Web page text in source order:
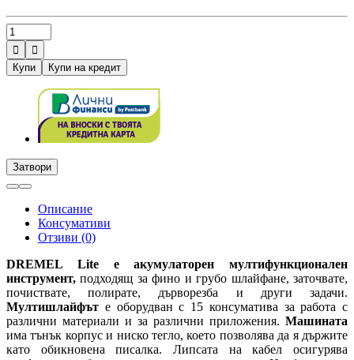


Купи
Купи на кредит
Затвори
Описание
Консумативи
Отзиви (0)
DREMEL Lite е акумулаторен мултифункционален
инструмент,подходящ за фино и грубо шлайфане, заточвате,
почиствате, полирате, дърворезба и други задачи.
Мултишлайфът е оборудван с 15 консуматива за работа с
различни материали и за различни приложения. Машината
има тънък корпус и ниско тегло, което позволява да я държите
като обикновена писалка. Липсата на кабел осигурява